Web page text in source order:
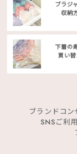
ブラジ
収納
下着の
買い
ブランドコン
SNSご利